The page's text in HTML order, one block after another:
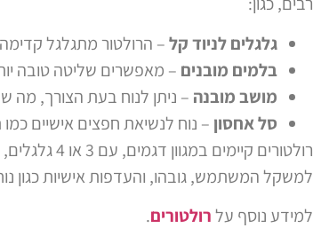
גלגלים לניוד קל– הרולטור מתגלגל
בלמים מובנים – מאפשרים שליטה טובה
מושב מובנה – ניתן לנוח בעת הצורך, מה
סל אחסון – נוח לנשיאת חפצים אישיים
רולטורים
למשקל המשתמש, גובהו, והעדפות אישיות כגון
למידע נוסף עלרולטורים.